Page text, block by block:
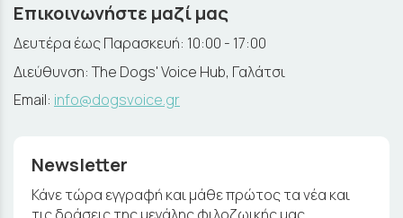
Επικοινωνήστε μαζί μας
Δευτέρα έως Παρασκευή: 10:00 - 17:00
Διεύθυνση: The Dogs' Voice Hub, Γαλάτσι
Email: info@dogsvoice.gr
Newsletter
Κάνε τώρα εγγραφή και μάθε πρώτος τα νέα και